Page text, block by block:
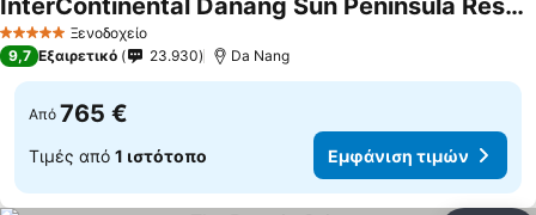
5 Αστέρια Ξενοδοχείο
InterContinental Danang Sun Peninsula Resort by IHG
9,7 Εξαιρετικό 23.930 Da Nang
Από 765 €
Τιμές από 1 ιστότοπο Εμφάνιση τιμών